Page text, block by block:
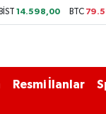
BİST14.598,00 BTC
Resmi İlanlar